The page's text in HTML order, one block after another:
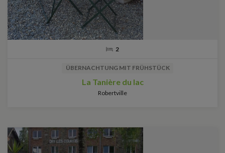
2
ÜBERNACHTUNG MIT FRÜHSTÜCK
La Tanière du lac
Robertville